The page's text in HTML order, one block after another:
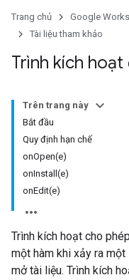
Trang chủ Google
Tài liệu tham khảo
Trình kích hoạt
Trên trang này
Bắt đầu
Quy định hạn chế
onOpen(e)
onInstall(e)
onEdit(e)
Trình kích hoạt cho
một hàm khi xảy ra
mở tài liệu. Trình kích